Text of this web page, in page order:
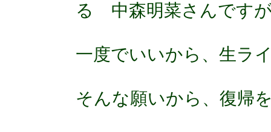
る 中森明菜さんです
一度でいいから、生ラ
そんな願いから、復帰